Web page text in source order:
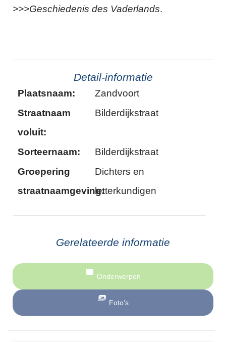
>>>Geschiedenis des Vaderlands.
Detail-informatie
Plaatsnaam:
Zandvoort
Straatnaam
voluit:
Bilderdijkstraat
Sorteernaam:
Bilderdijkstraat
Groepering
straatnaamgeving:
Dichters en
letterkundigen
Gerelateerde informatie
Onderwerpen
Foto’s